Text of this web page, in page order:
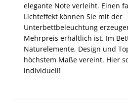
elegante Note verleiht. Einen
Lichteffekt können Sie mit der
Unterbettbeleuchtung
Mehrpreis erhältlich ist. Im
Naturelemente, Design und
höchstem Maße vereint. Hier
individuell!